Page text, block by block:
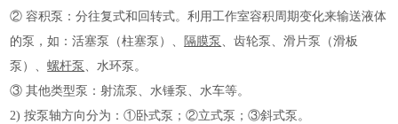
② 容积泵：分往复式和回转式。利用工作室容积周期变化来输送液体
的泵，如：活塞泵（柱塞泵）、
隔膜泵 、齿轮泵、滑片泵（滑板
泵）、螺杆泵 、水环泵。
③ 其他类型泵：射流泵、水锤泵、水车等。
2) 按泵轴方向分为：①卧式泵；②立式泵；③斜式泵。